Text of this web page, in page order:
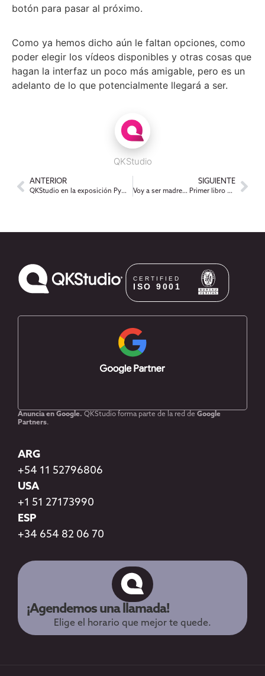
botón para pasar al próximo.
Como ya hemos dicho aún le faltan opciones, como
poder elegir los vídeos disponibles y otras cosas que
hagan la interfaz un poco más amigable, pero es un
adelanto de lo que potencialmente llegará a ser.
QKStudio
ANTERIOR
QKStudio en la exposición PyME mas grande del país
SIGUIENTE
Voy a ser madre… Primer libro de Marisa Brel diseñado por QKStudio
Anuncia en Google. QKStudio forma parte de la red de Google
Partners.
ARG
+54 11 52796806
USA
+1 51 27173990
ESP
+34 654 82 06 70
¡Agendemos una llamada!
Elige el horario que mejor te quede.